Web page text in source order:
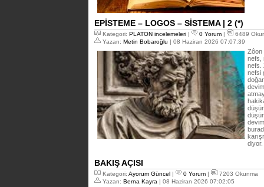
EPİSTEME – LOGOS – SİSTEMA | 2 (*)
Kategori: PLATON incelemeleri | 0 Yorum |
6489
Yazan: Metin Bobaroğlu | 08 Haziran 2026 07:07:39
Zôon
nefs,
nefs.
nefsi
diyor.
BAKIŞ AÇISI
Kategori: Ayorum Güncel | 0 Yorum |
7203 Okunma
Yazan: Berna Kayra | 08 Haziran 2026 07:02:05